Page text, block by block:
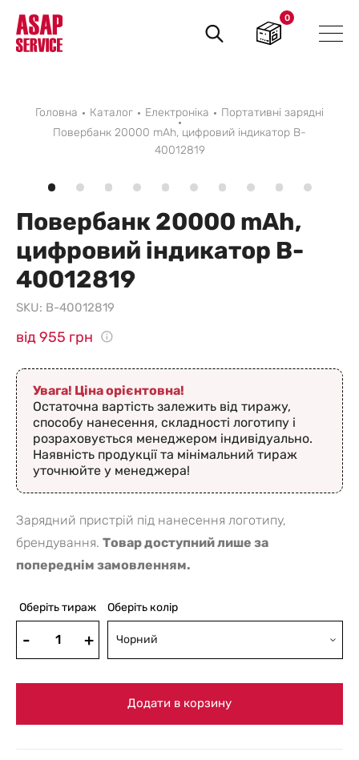
Пошук
товарів
0
Головна Каталог Електроніка
Портативні зарядні
Повербанк 20000 mAh, цифровий індикатор B-
40012819
Повербанк 20000 mAh,
цифровий індикатор B-
40012819
SKU: B-40012819
від 955 грн
Увага! Ціна орієнтовна!
Остаточна вартість залежить від тиражу,
способу нанесення, складності логотипу і
розраховується менеджером індивідуально.
Наявність продукції та мінімальний тираж
уточнюйте у менеджера!
Зарядний пристрій під нанесення логотипу,
брендування. Товар доступний лише за
попереднім замовленням.
Оберіть тираж Оберіть колір
Чорний
Додати в корзину